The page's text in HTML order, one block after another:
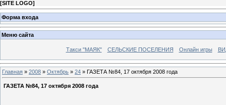
[SITE LOGO]
Форма входа
Меню сайта
Такси "МАЯК" СЕЛЬСКИЕ ПОСЕЛЕНИЯ Онлайн игры
Главная » 2008 » Октябрь » 24 » ГАЗЕТА №84, 17 октября 2008 года
ГАЗЕТА №84, 17 октября 2008 года